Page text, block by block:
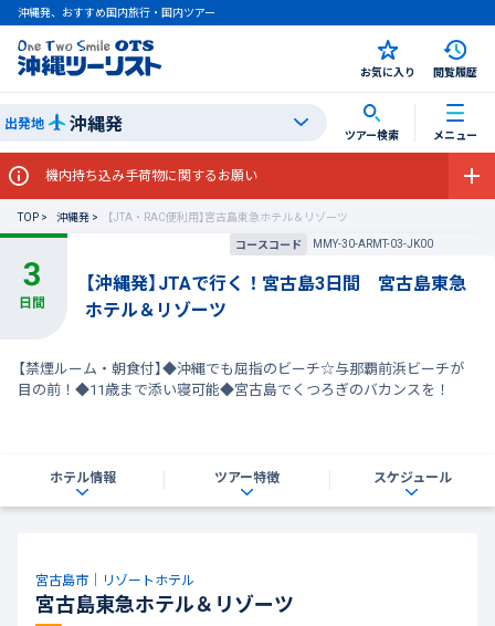
沖縄発、おすすめ国内旅行・国内ツアー
お気に入り 閲覧履歴
出発地 沖縄発 ツアー検索 メニュー
機内持ち込み手荷物に関するお願い
TOP 沖縄発
【JTA・RAC便利用】宮古島東急ホテル＆リゾーツ
コースコード
MMY-30-ARMT-03-JK00
【沖縄発】JTAで行く！宮古島3日間 宮古島東急
ホテル＆リゾーツ
【禁煙ルーム・朝食付】◆沖縄でも屈指のビーチ☆与那覇前浜ビーチが
目の前！◆11歳まで添い寝可能◆宮古島でくつろぎのバカンスを！
ホテル情報 ツアー特徴 スケジュール
宮古島市｜リゾートホテル
宮古島東急ホテル＆リゾーツ